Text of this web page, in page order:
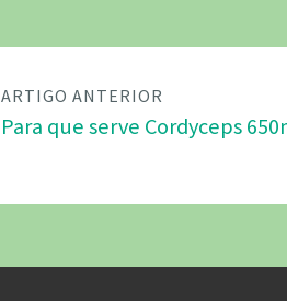
ARTIGO ANTERIOR
Para que serve Cordyceps